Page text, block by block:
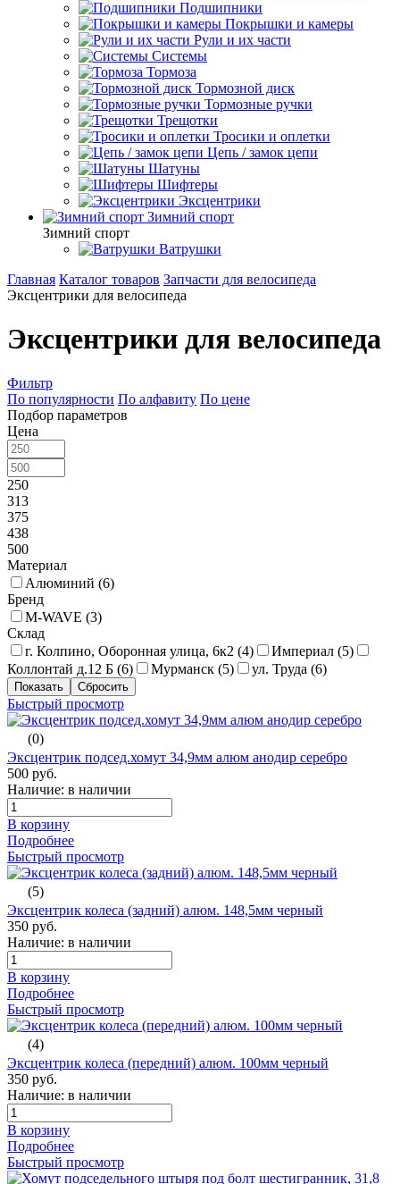
Подшипники
Покрышки и камеры
Рули и их части
Системы
Тормоза
Тормозной диск
Тормозные ручки
Трещотки
Тросики и оплетки
Цепь / замок цепи
Шатуны
Шифтеры
Эксцентрики
Зимний спорт
Зимний спорт
Ватрушки
Главная Каталог товаров Запчасти для велосипеда
Эксцентрики для велосипеда
Эксцентрики для велосипеда
Фильтр
По популярности По алфавиту По цене
Подбор параметров
Цена
250
313
375
438
500
Материал
Алюминий (6)
Бренд
M-WAVE (3)
Склад
г. Колпино, Оборонная улица, 6к2 (4) Империал (5)
Коллонтай д.12 Б (6) Мурманск (5) ул. Труда (6)
Быстрый просмотр
(0)
Эксцентрик подсед.хомут 34,9мм алюм анодир серебро
500 руб.
Наличие: в наличии
В корзину
Подробнее
Быстрый просмотр
(5)
Эксцентрик колеса (задний) алюм. 148,5мм черный
350 руб.
Наличие: в наличии
В корзину
Подробнее
Быстрый просмотр
(4)
Эксцентрик колеса (передний) алюм. 100мм черный
350 руб.
Наличие: в наличии
В корзину
Подробнее
Быстрый просмотр